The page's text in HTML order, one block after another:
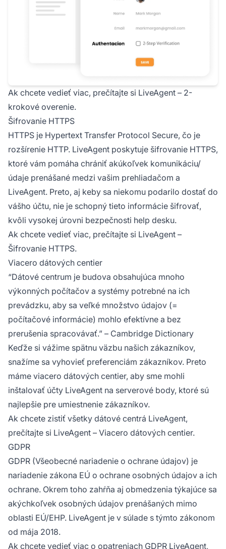
Ak chcete vedieť viac, prečítajte si LiveAgent – 2-
krokové overenie.
Šifrovanie HTTPS
HTTPS je Hypertext Transfer Protocol Secure, čo je
rozšírenie HTTP. LiveAgent poskytuje šifrovanie HTTPS,
ktoré vám pomáha chrániť akúkoľvek komunikáciu/
údaje prenášané medzi vašim prehliadačom a
LiveAgent. Preto, aj keby sa niekomu podarilo dostať do
vášho účtu, nie je schopný tieto informácie šifrovať,
kvôli vysokej úrovni bezpečnosti help desku.
Ak chcete vedieť viac, prečítajte si LiveAgent –
Šifrovanie HTTPS.
Viacero dátových centier
“Dátové centrum je budova obsahujúca mnoho
výkonných počítačov a systémy potrebné na ich
prevádzku, aby sa veľké množstvo údajov (=
počítačové informácie) mohlo efektívne a bez
prerušenia spracovávať.” – Cambridge Dictionary
Keďže si vážime spätnu väzbu našich zákazníkov,
snažíme sa vyhovieť preferenciám zákazníkov. Preto
máme viacero dátových centier, aby sme mohli
inštalovať účty LiveAgent na serverové body, ktoré sú
najlepšie pre umiestnenie zákazníkov.
Ak chcete zistiť všetky dátové centrá LiveAgent,
prečítajte si LiveAgent – Viacero dátových centier.
GDPR
GDPR (Všeobecné nariadenie o ochrane údajov) je
nariadenie zákona EÚ o ochrane osobných údajov a ich
ochrane. Okrem toho zahŕňa aj obmedzenia týkajúce sa
akýchkoľvek osobných údajov prenášaných mimo
oblasti EÚ/EHP. LiveAgent je v súlade s týmto zákonom
od mája 2018.
Ak chcete vedieť viac o opatreniach GDPR LiveAgent,